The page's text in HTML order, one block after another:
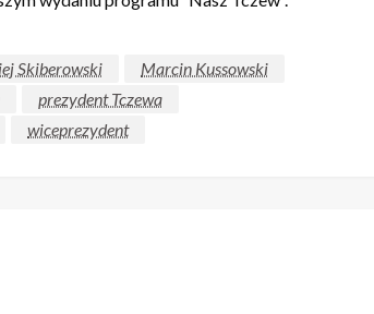
Skiberowski
Marcin Kussowski
prezydent Tczewa
wiceprezydent